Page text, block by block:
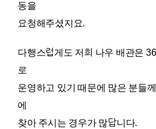
동을
요청해주셨지요.
다행스럽게도 저희 나우 배관은
로
운영하고 있기 때문에 많은 분들
에
찾아 주시는 경우가 많답니다.